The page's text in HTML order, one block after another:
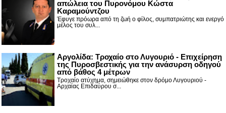
απώλεια του Πυρονόμου Κώστα
Καραμούντζου
Έφυγε πρόωρα από τη ζωή ο φίλος, συμπατριώτης και ενεργό
μέλος του συλ...
Αργολίδα: Τροχαίο στο Λυγουριό - Επιχείρηση
της Πυροσβεστικής για την ανάσυρση οδηγού
από βάθος 4 μέτρων
Τροχαίο ατύχημα, σημειώθηκε στον δρόμο Λυγουριού -
Αρχαίας Επιδαύρου σ...